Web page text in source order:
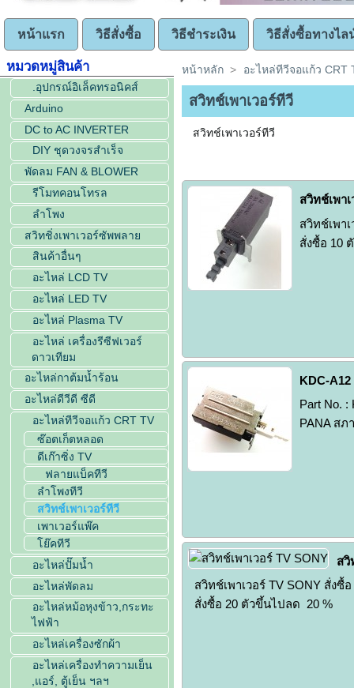
หน้าแรก วิธีสั่งซื้อ วิธีชำระเงิน วิธีสั่งซื้อทางไล
หมวดหมู่สินค้า
.อุปกรณ์อิเล็คทรอนิคส์
Arduino
DC to AC INVERTER
DIY ชุดวงจรสำเร็จ
พัดลม FAN & BLOWER
รีโมทคอนโทรล
ลำโพง
สวิทชิ่งเพาเวอร์ซัพพลาย
สินค้าอื่นๆ
อะไหล่ LCD TV
อะไหล่ LED TV
อะไหล่ Plasma TV
อะไหล่ เครื่องรีซีฟเวอร์
ดาวเทียม
อะไหล่กาต้มน้ำร้อน
อะไหล่ดีวีดี ซีดี
อะไหล่ทีวีจอแก้ว CRT TV
ซ๊อตเก็ตหลอด
ดีเก๊าซิ่ง TV
ฟลายแบ็คทีวี
ลำโพงทีวี
สวิทช์เพาเวอร์ทีวี
เพาเวอร์แพ๊ค
โย๊คทีวี
อะไหล่ปั๊มน้ำ
อะไหล่พัดลม
อะไหล่หม้อหุงข้าว,กระทะ
ไฟฟ้า
อะไหล่เครื่องซักผ้า
อะไหล่เครื่องทำความเย็น
,แอร์, ตู้เย็น ฯลฯ
หน้าหลัก > อะไหล่ทีวีจอแก้ว CRT
สวิทช์เพาเวอร์ทีวี
สวิทช์เพาเวอร์ทีวี
สวิทช์เพา
สวิทช์เพา
สั่งซื้อ 10
KDC-A12
Part No. :
PANA ส
สวิ
สวิทช์เพาเวอร์ TV SONY สั่ง
สั่งซื้อ 20 ตัวขึ้นไปลด 20 %